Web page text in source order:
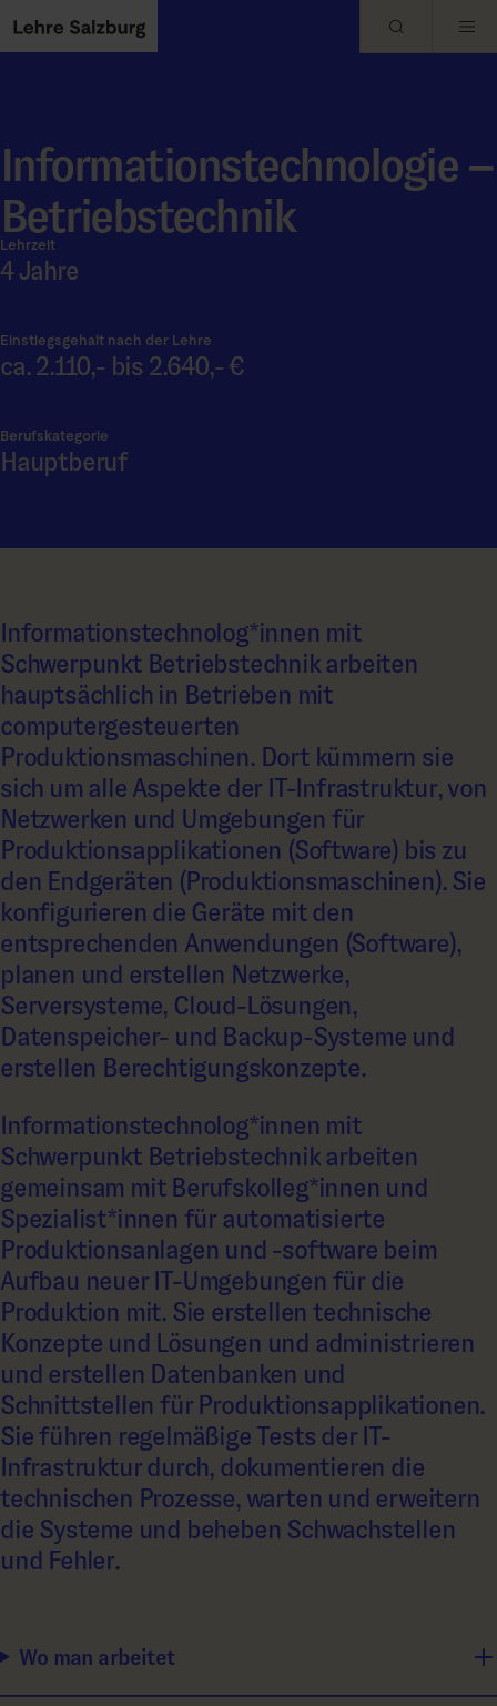
Skip to main content
Informationstechnologie –
Betriebstechnik
Lehrzeit
4 Jahre
Einstiegsgehalt nach der Lehre
ca. 2.110,- bis 2.640,- €
Berufskategorie
Hauptberuf
Informationstechnolog*innen mit
Schwerpunkt Betriebstechnik arbeiten
hauptsächlich in Betrieben mit
computergesteuerten
Produktionsmaschinen. Dort kümmern sie
sich um alle Aspekte der IT-Infrastruktur, von
Netzwerken und Umgebungen für
Produktionsapplikationen (Software) bis zu
den Endgeräten (Produktionsmaschinen). Sie
konfigurieren die Geräte mit den
entsprechenden Anwendungen (Software),
planen und erstellen Netzwerke,
Serversysteme, Cloud-Lösungen,
Datenspeicher- und Backup-Systeme und
erstellen Berechtigungskonzepte.
Informationstechnolog*innen mit
Schwerpunkt Betriebstechnik arbeiten
gemeinsam mit Berufskolleg*innen und
Spezialist*innen für automatisierte
Produktionsanlagen und -software beim
Aufbau neuer IT-Umgebungen für die
Produktion mit. Sie erstellen technische
Konzepte und Lösungen und administrieren
und erstellen Datenbanken und
Schnittstellen für Produktionsapplikationen.
Sie führen regelmäßige Tests der IT-
Infrastruktur durch, dokumentieren die
technischen Prozesse, warten und erweitern
die Systeme und beheben Schwachstellen
und Fehler.
Wo man arbeitet